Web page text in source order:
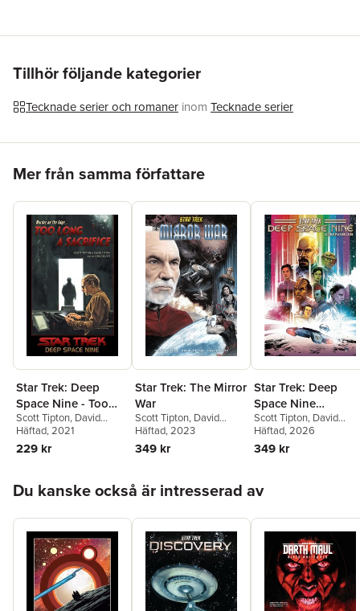
Illustratör
Tony Shasteen,Angel Hernandez,Carlos Nieto
Tillhör följande kategorier
Tecknade serier och romaner inom Tecknade serier
Mer från samma författare
Star Trek: Deep
Space Nine - Too
Long A Sacrifice
Scott Tipton, David
Tipton
Häftad, 2021
229 kr
Star Trek: The Mirror
War
Scott Tipton, David
Tipton
Häftad, 2023
349 kr
Star Trek: Deep
Space Nine
Omnibus
Scott Tipton, David
Tipton
Häftad, 2026
349 kr
Du kanske också är intresserad av